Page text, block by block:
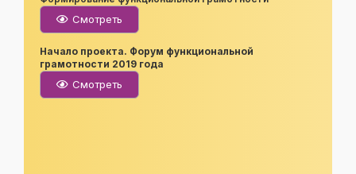
Смотреть
Начало проекта. Форум функциональной
грамотности 2019 года
Смотреть